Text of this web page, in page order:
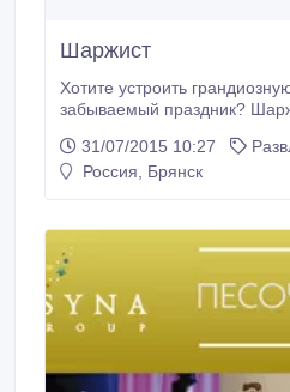
Шаржист
Хотите устроить
забываемый праздник?
настроение и сделает любой
порадует Ваших гостей
31/07/2015 10:27
Россия, Брянск